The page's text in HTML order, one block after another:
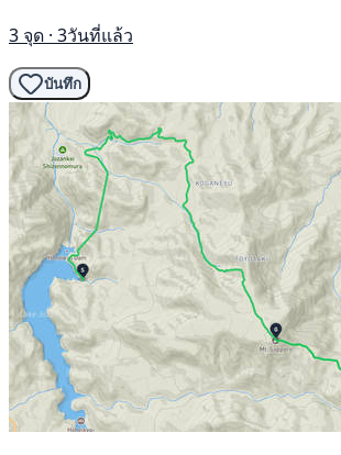
3 จุด · 3วันที่แล้ว
บันทึก